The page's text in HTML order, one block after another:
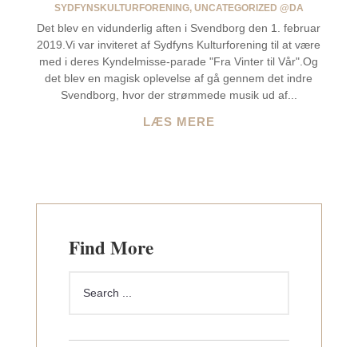
SYDFYNSKULTURFORENING, UNCATEGORIZED @DA
Det blev en vidunderlig aften i Svendborg den 1. februar
2019.Vi var inviteret af Sydfyns Kulturforening til at være
med i deres Kyndelmisse-parade "Fra Vinter til Vår".Og
det blev en magisk oplevelse af gå gennem det indre
Svendborg, hvor der strømmede musik ud af...
LÆS MERE
Find More